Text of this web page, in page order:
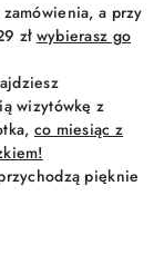
a przy
zł wybierasz go
wizytówkę z
co miesiąc z
pięknie